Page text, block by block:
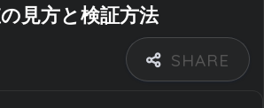
見方と検証方法